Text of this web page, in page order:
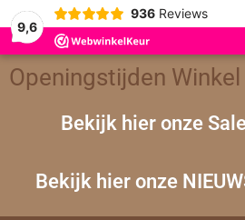
9,6
936 Reviews
Openingstijden Winkel
Bekijk hier onze
Bekijk hier onze